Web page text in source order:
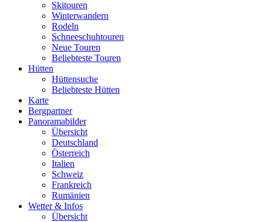
Skitouren
Winterwandern
Rodeln
Schneeschuhtouren
Neue Touren
Beliebteste Touren
Hütten
Hüttensuche
Beliebteste Hütten
Karte
Bergpartner
Panoramabilder
Übersicht
Deutschland
Österreich
Italien
Schweiz
Frankreich
Rumänien
Wetter & Infos
Übersicht